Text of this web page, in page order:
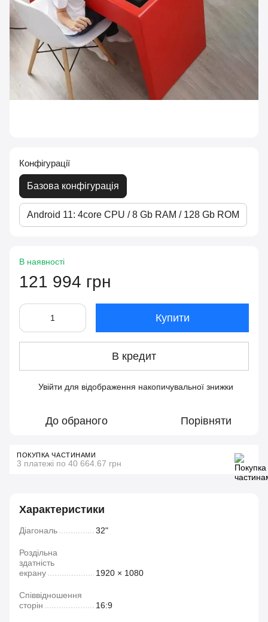
Конфігурації
Базова конфігурація
Android 11: 4core CPU / 8 Gb RAM / 128 Gb ROM
В наявності
121 994 грн
Купити
В кредит
Увійти для відображення накопичувальної знижки
До обраного Порівняти
ПОКУПКА ЧАСТИНАМИ
3 платежі по 40 664.67 грн
Характеристики
Діагональ 32"
Роздільна
здатність
екрану
1920 × 1080
Співвідношення
сторін
16:9